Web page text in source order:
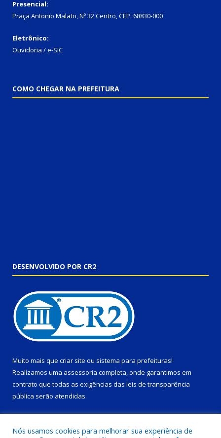
Presencial:
Praça Antonio Malato, Nº 32 Centro, CEP: 68830-000
Eletrônico:
Ouvidoria / e-SIC
COMO CHEGAR NA PREFEITURA
DESENVOLVIDO POR CR2
Muito mais que criar site ou sistema para prefeituras!
Realizamos uma assessoria completa, onde garantimos em
contrato que todas as exigências das leis de transparência
pública serão atendidas.
Nós usamos cookies para melhorar sua experiência de